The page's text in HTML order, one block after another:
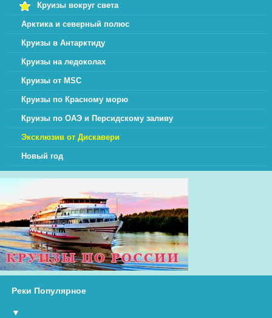
Круизы вокруг света
Арктика и северный полюс
Круизы в Антарктиду
Круизы на ледоколах
Круизы от MSC
Круизы по Красному морю
Круизы по ОАЭ и Персидскому заливу
Эксклюзив от Дискавери
Новый год
Реки Популярное
▼